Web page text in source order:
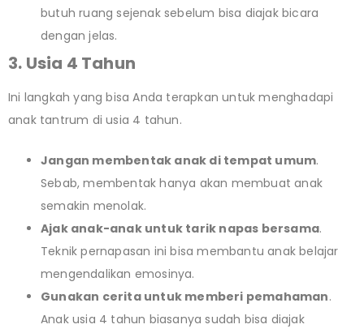
butuh ruang sejenak sebelum bisa diajak bicara
dengan jelas.
3. Usia 4 Tahun
Ini langkah yang bisa Anda terapkan untuk menghadapi
anak tantrum di usia 4 tahun.
Jangan membentak anak di tempat umum.
Sebab, membentak hanya akan membuat anak
semakin menolak.
Ajak anak-anak untuk tarik napas bersama.
Teknik pernapasan ini bisa membantu anak belajar
mengendalikan emosinya.
Gunakan cerita untuk memberi pemahaman.
Anak usia 4 tahun biasanya sudah bisa diajak